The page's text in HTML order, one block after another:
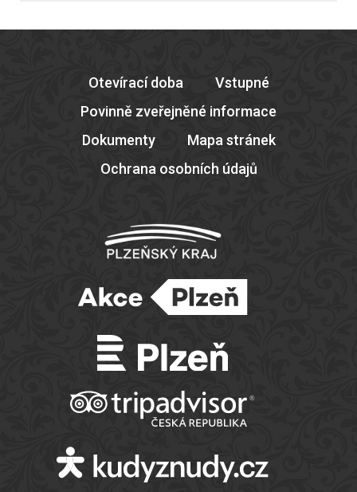
Otevírací doba
Vstupné
Povinně zveřejněné informace
Dokumenty
Mapa stránek
Ochrana osobních údajů